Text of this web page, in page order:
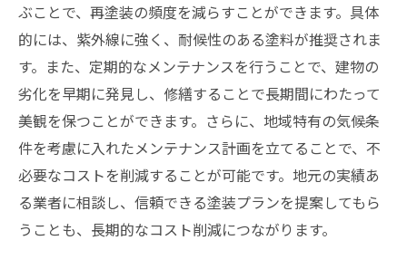
ぶことで、再塗装の頻度を減らすことができます。具体
的には、紫外線に強く、耐候性のある塗料が推奨されま
す。また、定期的なメンテナンスを行うことで、建物の
劣化を早期に発見し、修繕することで長期間にわたって
美観を保つことができます。さらに、地域特有の気候条
件を考慮に入れたメンテナンス計画を立てることで、不
必要なコストを削減することが可能です。地元の実績あ
る業者に相談し、信頼できる塗装プランを提案してもら
うことも、長期的なコスト削減につながります。